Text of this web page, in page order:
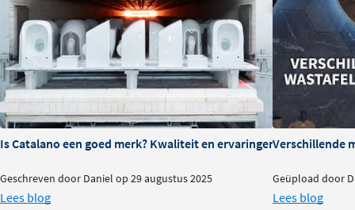
Is Catalano een goed merk? Kwaliteit en ervaringen
Geschreven door Daniel op 29 augustus 2025
Lees blog
Verschillende
Geüpload door
Lees blog